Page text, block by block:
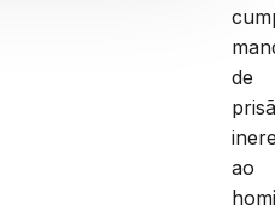
de
ao